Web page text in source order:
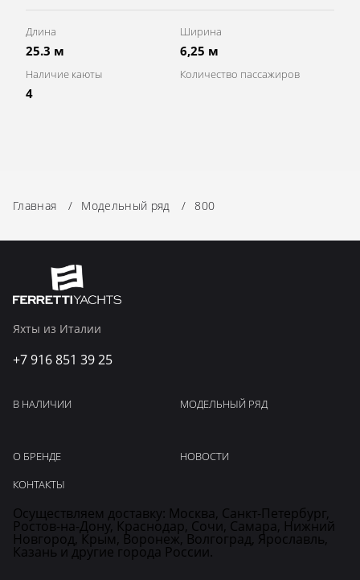
Длина
25.3 м
Ширина
6,25 м
Наличие каюты
4
Количество пассажиров
Главная / Модельный ряд / 800
Яхты из Италии
+7 916 851 39 25
В НАЛИЧИИ МОДЕЛЬНЫЙ РЯД
О БРЕНДЕ
НОВОСТИ
КОНТАКТЫ
Осуществляем доставку: Москва, Санкт-Петербург,
Ростов-на-Дону, Краснодар, Сочи, Самара, Нижний
Новгород, Крым, Воронеж, Волгоград, Ярославль,
Казань и другие города России.